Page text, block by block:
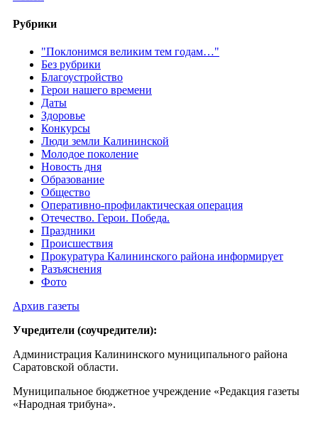
Рубрики
"Поклонимся великим тем годам…"
Без рубрики
Благоустройство
Герои нашего времени
Даты
Здоровье
Конкурсы
Люди земли Калининской
Молодое поколение
Новость дня
Образование
Общество
Оперативно-профилактическая операция
Отечество. Герои. Победа.
Праздники
Происшествия
Прокуратура Калининского района информирует
Разъяснения
Фото
Архив газеты
Учредители (соучредители):
Администрация Калининского муниципального района
Саратовской области.
Муниципальное бюджетное учреждение «Редакция газеты
«Народная трибуна».